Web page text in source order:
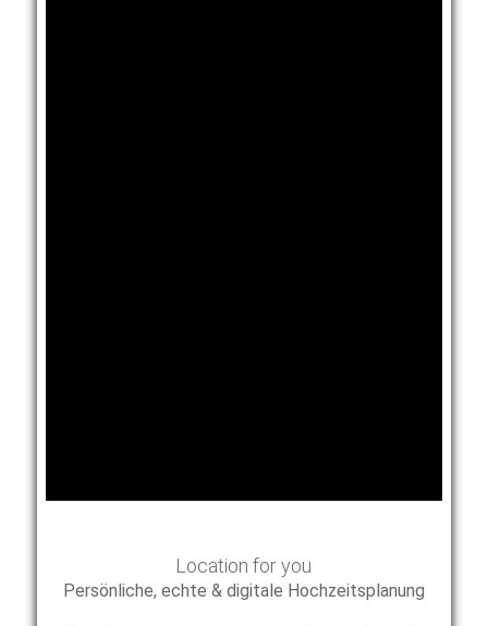
Location for you
Persönliche, echte & digitale Hochzeitsplanung